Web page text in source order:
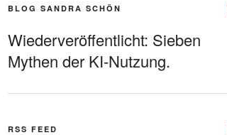
BLOG SANDRA SCHÖN
Wiederveröffentlicht: Sieben
Mythen der KI-Nutzung.
RSS FEED